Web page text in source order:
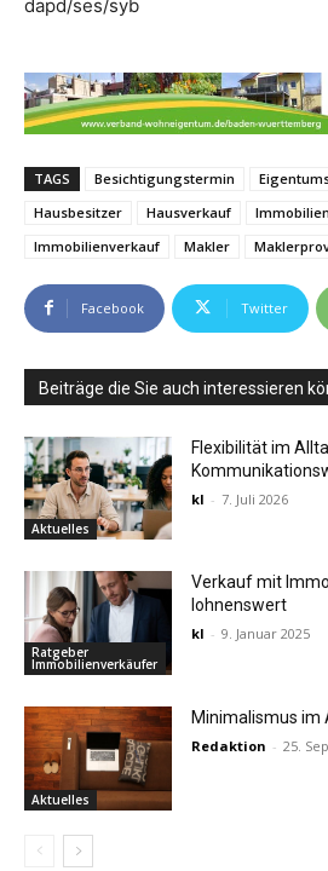
dapd/ses/syb
TAGS Besichtigungstermin
Hausbesitzer
Hausverkauf
Immobilienverkauf
Makler
Facebook Twitter
Beiträge die Sie auch interessieren
Aktuelles
Flexibilität im
kl - 7. Juli 2026
Ratgeber
Immobilienverkäufer
Verkauf mit
lohnenswert
kl - 9. Januar 2025
Aktuelles
Minimalismus im
Redaktion - 25.